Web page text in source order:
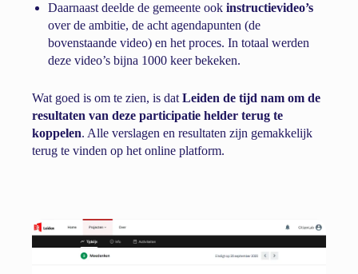
Daarnaast deelde de gemeente ook instructievideo’s
over de ambitie, de acht agendapunten (de
bovenstaande video) en het proces. In totaal werden
deze video’s bijna 1000 keer bekeken.
Wat goed is om te zien, is datLeiden de tijd nam om de
resultaten van deze participatie helder terug te
koppelen. Alle verslagen en resultaten zijn gemakkelijk
terug te vinden op het online platform.